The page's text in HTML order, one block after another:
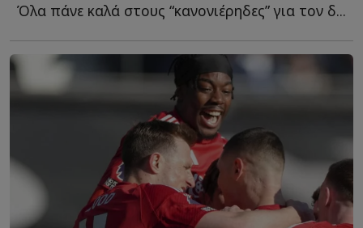
Όλα πάνε καλά στους “κανονιέρηδες” για τον δ...